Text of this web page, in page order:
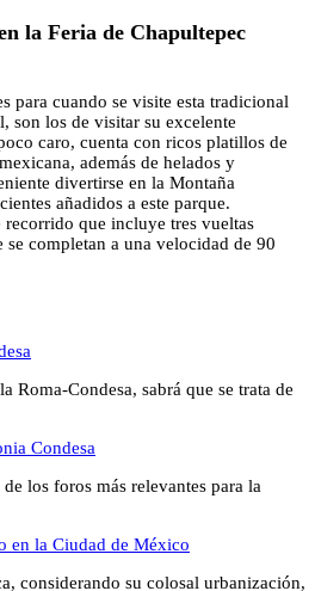
la Feria de Chapultepec
para cuando se visite esta tradicional
son los de visitar su excelente
caro, cuenta con ricos platillos de
además de helados y
divertirse en la Montaña
añadidos a este parque.
que incluye tres vueltas
se completan a una velocidad de 90
Roma-Condesa, sabrá que se trata de
Condesa
los foros más relevantes para la
en la Ciudad de México
considerando su colosal urbanización,